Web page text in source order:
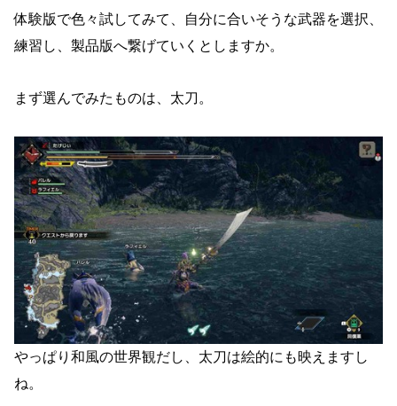
体験版で色々試してみて、自分に合いそうな武器を選択、
練習し、製品版へ繋げていくとしますか。
まず選んでみたものは、太刀。
やっぱり和風の世界観だし、太刀は絵的にも映えますし
ね。